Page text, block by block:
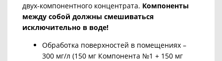
двух-компонентного концентрата. Компоненты
между собой должны смешиваться
исключительно в воде!
Обработка поверхностей в помещениях –
300 мг/л (150 мг Компонента №1 + 150 мг